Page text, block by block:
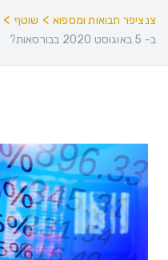
צנציפר תבואות ומספוא > שוטף >
ב- 5 באוגוסט 2020 בבורסאות?